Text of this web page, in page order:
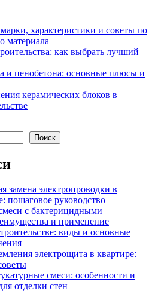
характеристики и советы по
материала
как выбрать лучший
и пенобетона: основные плюсы и
керамических блоков в
Поиск
замена электропроводки в
пошаговое руководство
с бактерицидными
и применение
виды и основные
электрощита в квартире:
смеси: особенности и
отделки стен